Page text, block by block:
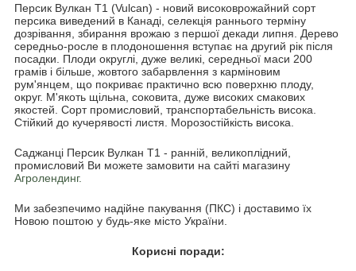
Персик Вулкан Т1 (Vulcan) - новий високоврожайний сорт
персика виведений в Канаді, селекція раннього терміну
дозрівання, збирання врожаю з першої декади липня. Дерево
середньо-росле в плодоношення вступає на другий рік після
посадки. Плоди округлі, дуже великі, середньої маси 200
грамів і більше, жовтого забарвлення з карміновим
рум'янцем, що покриває практично всю поверхню плоду,
округ. М'якоть щільна, соковита, дуже високих смакових
якостей. Сорт промисловий, транспортабельність висока.
Стійкий до кучерявості листя. Морозостійкість висока.
Саджанці Персик Вулкан Т1 - ранній, великоплідний,
промисловий Ви можете замовити на сайті магазину
Агролендинг.
Ми забезпечимо надійне пакування (ПКС) і доставимо їх
Новою поштою у будь-яке місто України.
Корисні поради: